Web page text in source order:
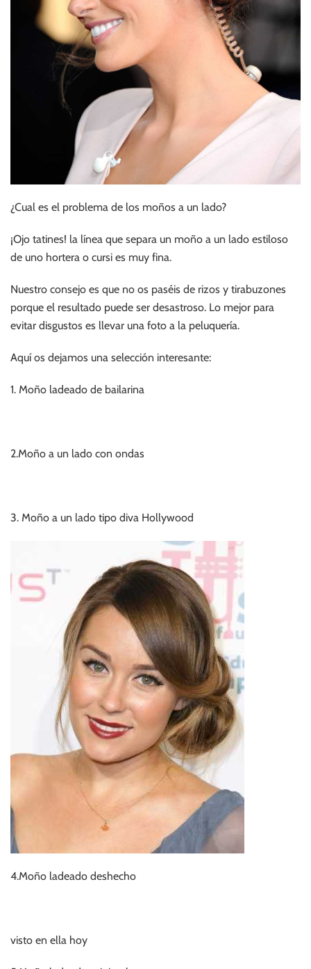
¿Cual es el problema de los moños a un lado?
¡Ojo tatines! la línea que separa un moño a un lado estiloso
de uno hortera o cursi es muy fina.
Nuestro consejo es que no os paséis de rizos y tirabuzones
porque el resultado puede ser desastroso. Lo mejor para
evitar disgustos es llevar una foto a la peluquería.
Aquí os dejamos una selección interesante:
1. Moño ladeado de bailarina
2.Moño a un lado con ondas
3. Moño a un lado tipo diva Hollywood
4.Moño ladeado deshecho
visto en ella hoy